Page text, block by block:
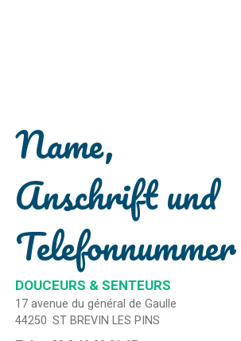
Name,
Anschrift und
Telefonnummer
DOUCEURS & SENTEURS
17 avenue du général de Gaulle
44250 ST BREVIN LES PINS